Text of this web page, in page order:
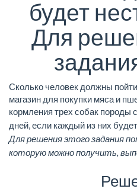
будет
Для
Сколько человек должны
магазин для покупки мяса и
кормления трех собак породы
дней, если каждый из них
Для решения этого задания
которую можно получить,